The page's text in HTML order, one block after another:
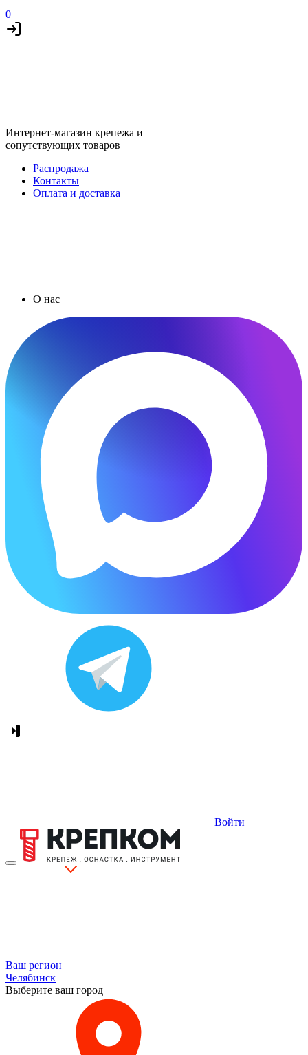
0
Интернет-магазин крепежа и
сопутствующих товаров
Распродажа
Контакты
Оплата и доставка
О нас
Войти
Ваш регион
Челябинск
Выберите ваш город